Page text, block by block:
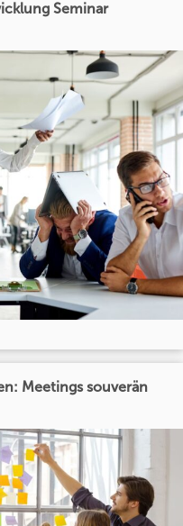
Seminar
Meetings souverän